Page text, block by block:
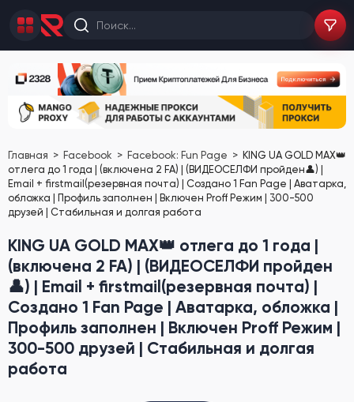
Главная Facebook Facebook: Fun Page
KING UA GOLD MAX👑
отлега до 1 года | (включена 2 FA) | (ВИДЕОСЕЛФИ пройден👤) |
Email + firstmail(резервная почта) | Создано 1 Fan Page | Аватарка,
обложка | Профиль заполнен | Включен Proff Режим | 300-500
друзей | Стабильная и долгая работа
KING UA GOLD MAX👑 отлега до 1 года |
(включена 2 FA) | (ВИДЕОСЕЛФИ пройден
👤) | Email + firstmail(резервная почта) |
Создано 1 Fan Page | Аватарка, обложка |
Профиль заполнен | Включен Proff Режим |
300-500 друзей | Стабильная и долгая
работа